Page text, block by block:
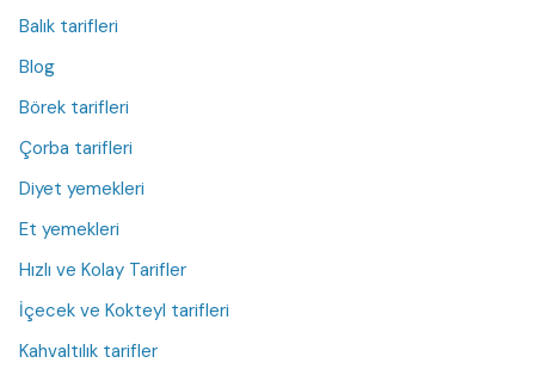
Balık tarifleri
Blog
Börek tarifleri
Çorba tarifleri
Diyet yemekleri
Et yemekleri
Hızlı ve Kolay Tarifler
İçecek ve Kokteyl tarifleri
Kahvaltılık tarifler